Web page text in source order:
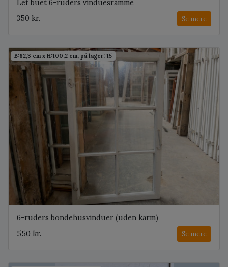
Let buet 6-ruders vinduesramme
350 kr.
Se mere
B:62,3 cm x H:100,2 cm, på lager: 15
6-ruders bondehusvinduer (uden karm)
550 kr.
Se mere